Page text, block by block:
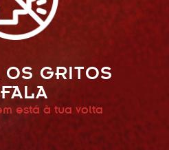
OS GRITOS
está à tua volta